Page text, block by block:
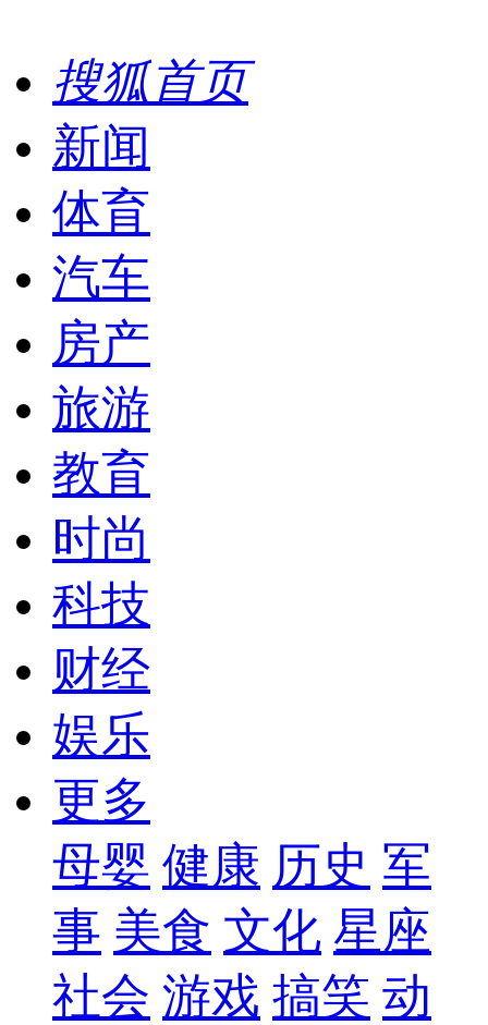
搜狐首页
新闻
体育
汽车
房产
旅游
教育
时尚
科技
财经
娱乐
更多
母婴 健康 历史 军
事 美食 文化 星座
社会 游戏 搞笑 动